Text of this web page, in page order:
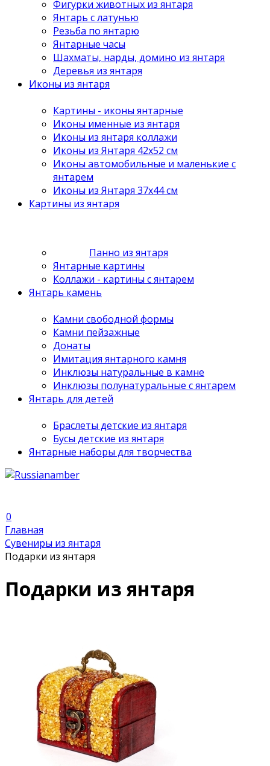
Фигурки животных из янтаря
Янтарь с латунью
Резьба по янтарю
Янтарные часы
Шахматы, нарды, домино из янтаря
Деревья из янтаря
Иконы из янтаря
Картины - иконы янтарные
Иконы именные из янтаря
Иконы из янтаря коллажи
Иконы из Янтаря 42х52 см
Иконы автомобильные и маленькие с
янтарем
Иконы из Янтаря 37х44 см
Картины из янтаря
Панно из янтаря
Янтарные картины
Коллажи - картины с янтарем
Янтарь камень
Камни свободной формы
Камни пейзажные
Донаты
Имитация янтарного камня
Инклюзы натуральные в камне
Инклюзы полунатуральные с янтарем
Янтарь для детей
Браслеты детские из янтаря
Бусы детские из янтаря
Янтарные наборы для творчества
0
Главная
Сувениры из янтаря
Подарки из янтаря
Подарки из янтаря